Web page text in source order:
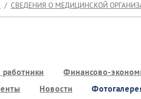
СВЕДЕНИЯ О МЕДИЦИНСКОЙ
Финансово-
Новости